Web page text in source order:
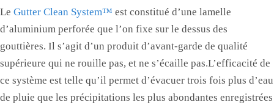
Le Gutter Clean System™ est constitué d’une lamelle
d’aluminium perforée que l’on fixe sur le dessus des
gouttières. Il s’agit d’un produit d’avant-garde de qualité
supérieure qui ne rouille pas, et ne s’écaille pas.L’efficacité de
ce système est telle qu’il permet d’évacuer trois fois plus d’eau
de pluie que les précipitations les plus abondantes enregistrées